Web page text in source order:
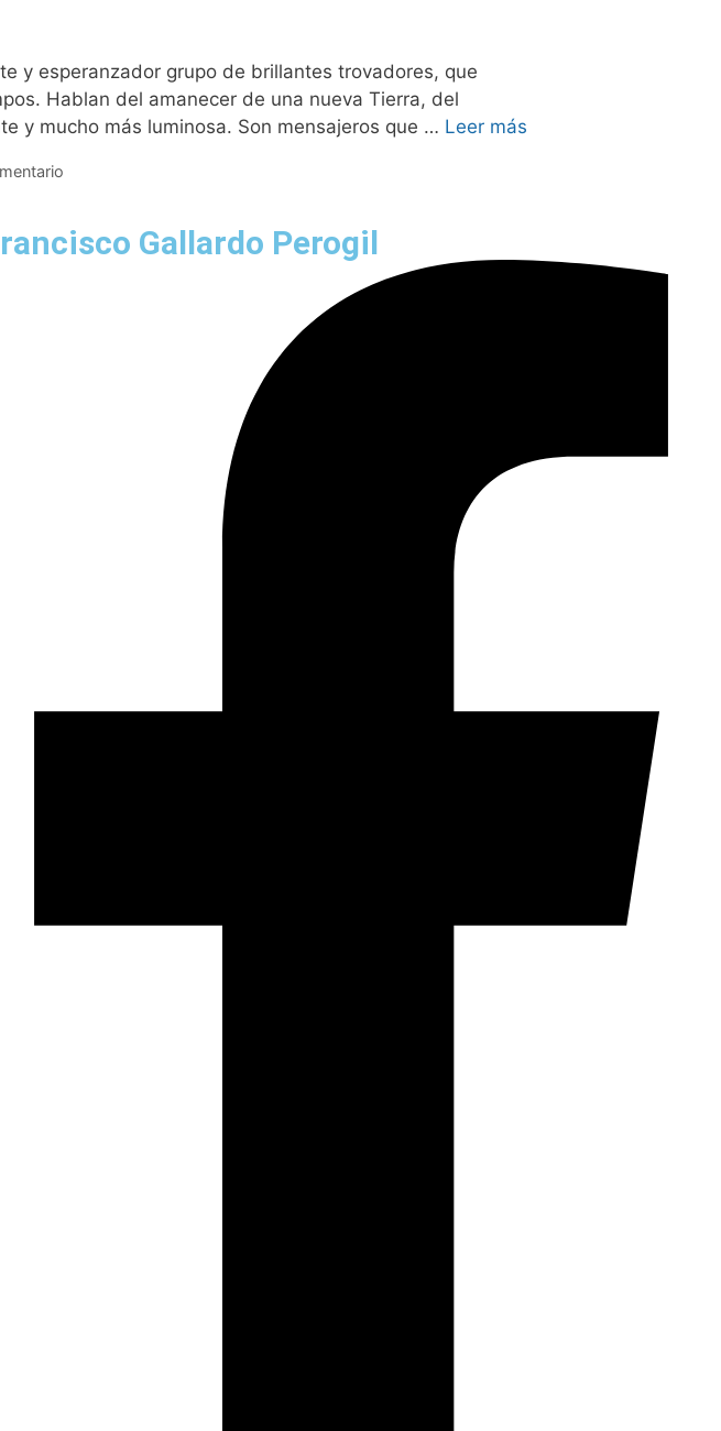
y esperanzador grupo de brillantes trovadores, que
Hablan del amanecer de una nueva Tierra, del
y mucho más luminosa. Son mensajeros que … Leer más
Gallardo Perogil